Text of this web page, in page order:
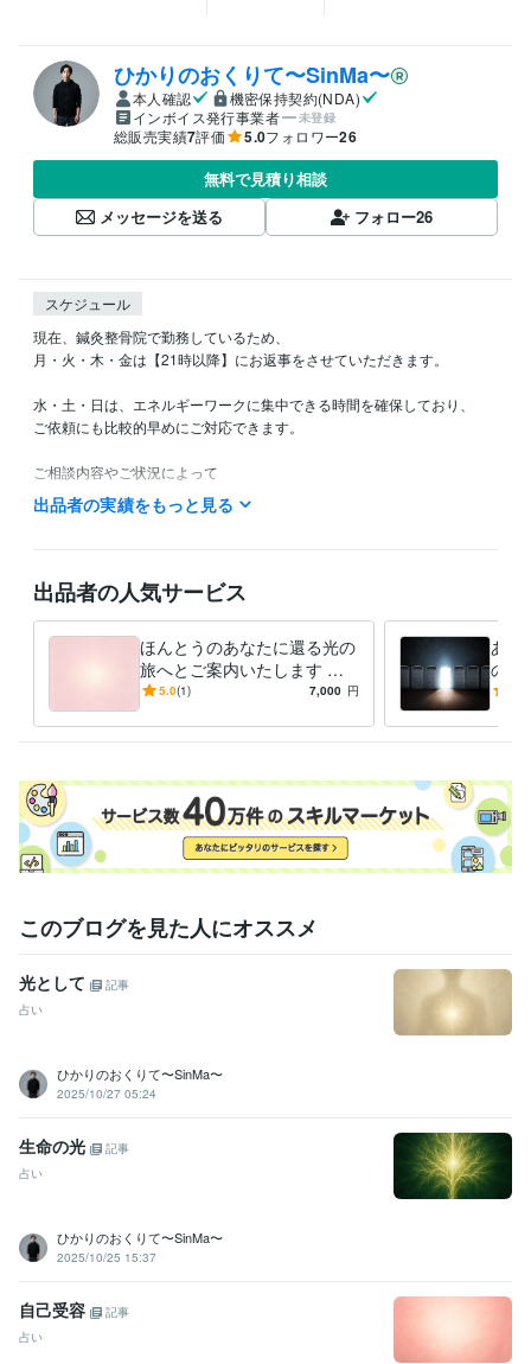
ひかりのおくりて〜SinMa〜
本人確認
機密保持契約(NDA)
インボイス発行事業者
未登録
総販売実績7評価 5.0フォロワー26
無料で見積り相談
メッセージを送る
フォロー26
スケジュール
現在、鍼灸整骨院で勤務しているため、
月・火・木・金は【21時以降】にお返事をさせていただきます。
水・土・日は、エネルギーワークに集中できる時間を確保しており、
ご依頼にも比較的早めにご対応できます。
ご相談内容やご状況によって
お互いのために必要なご提案をさせていただくことがございますが
どうぞ安心してお話ください。
資格・検定
鍼灸師あん摩マッサージ師 取得年 : 2020年
光に還るためのエネルギーワーク
エネルギー感度
エネルギーワーク
魂の目覚め
マインドリセット 自己理解 感性の目覚め
光へ還る旅
癒しの時間
出品者の実績をもっと見る
出品者の人気サービス
ほんとうのあなたに還る光の
旅へとご案内いたします ほ
んとうのあなたに還る旅、あ
5.0(1) 7,000 円
あな
の入
のエ
このブログを見た人にオススメ
光として
記事
占い
ひかりのおくりて〜SinMa〜
2025/10/27 05:24
生命の光
記事
占い
ひかりのおくりて〜SinMa〜
2025/10/25 15:37
自己受容
記事
占い